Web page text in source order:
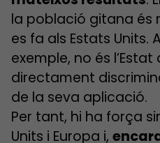
la població gitana és
es fa als Estats Units.
exemple, no és
directament
de la seva aplicació.
Per tant, hi ha força
Units i Europa i,